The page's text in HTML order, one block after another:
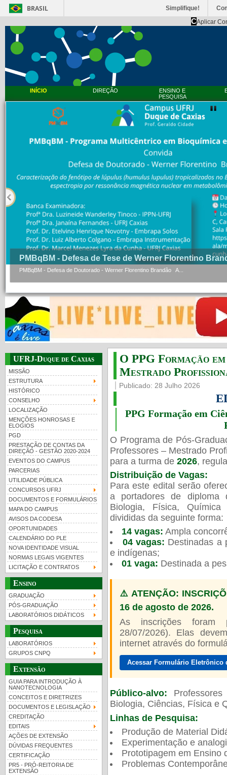
BRASIL Simplifique!
CAplicar
INÍCIO DIREÇÃO
ENSINO E
PESQUISA
PMBqBM - Defesa de Tese de Werner Florentino
PMBqBM - Defesa de Doutorado - Werner Florentino Brandão A...
UFRJ-Duque de Caxias
MISSÃO
ESTRUTURA
HISTÓRICO
CONSELHO
LOCALIZAÇÃO
MENÇÕES HONROSAS E
ELOGIOS
PGD
PRESTAÇÃO DE CONTAS DA
DIREÇÃO - GESTÃO 2020-2024
EVENTOS DO CAMPUS
PARCERIAS
UTILIDADE PÚBLICA
CONCURSOS UFRJ
DOCUMENTOS E FORMULÁRIOS
MAPA DO CAMPUS
AVISOS DA CODESA
OPORTUNIDADES
CALENDÁRIO DO PLE
NOVA IDENTIDADE VISUAL
NORMAS LEGAIS VIGENTES
LICITAÇÃO E CONTRATOS
Ensino
GRADUAÇÃO
PÓS-GRADUAÇÃO
LABORATÓRIOS DIDÁTICOS
Pesquisa
LABORATÓRIOS
GRUPOS CNPQ
Extensão
GUIA PARA INTRODUÇÃO À
NANOTECNOLOGIA
CONCEITOS E DIRETRIZES
DOCUMENTOS E LEGISLAÇÃO
CREDITAÇÃO
EDITAIS
AÇÕES DE EXTENSÃO
DÚVIDAS FREQUENTES
CERTIFICAÇÃO
PR5 - PRÓ-REITORIA DE
EXTENSÃO
O PPG Formação
Mestrado
Publicado: 28 Julho 2026
PPG Formação em
O Programa de Pós-
Professores – Mestrado
para a turma de 2026,
Distribuição de Vagas:
Para este edital serão
a portadores de diploma
Biologia, Física,
divididas da seguinte forma:
14 vagas: Ampla
04 vagas: Destinadas a
e indígenas;
01 vaga: Destinada a
⚠️ ATENÇÃO:
16 de agosto de 2026.
As inscrições foram
28/07/2026). Elas
internet através do
Acessar Formulário
Público-alvo:
Biologia, Ciências, Física e
Linhas de Pesquisa:
Produção de Material
Experimentação e
Prototipagem em Ensino
Problemas
UFRJ 100 anos